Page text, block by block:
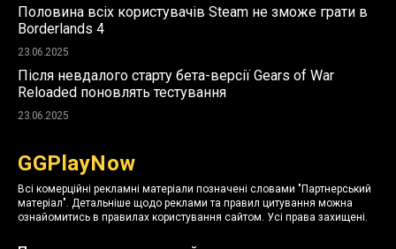
Половина всіх користувачів Steam не зможе грати в
Borderlands 4
23.06.2025
Після невдалого старту бета-версії Gears of War
Reloaded поновлять тестування
23.06.2025
GGPlayNow
Всі комерційні рекламні матеріали позначені словами "Партнерський
матеріал". Детальніше щодо реклами та правил цитування можна
ознайомитись в правилах користування сайтом. Усі права захищені.